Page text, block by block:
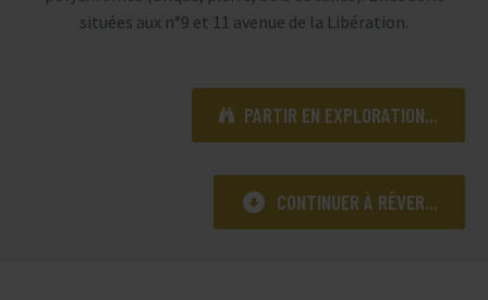
situées aux n°9 et 11 avenue de la Libération.
 PARTIR EN EXPLORATION...
 CONTINUER À RÊVER...